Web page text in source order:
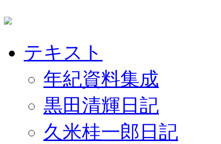
テキスト
年紀資料集成
黒田清輝日記
久米桂一郎日記